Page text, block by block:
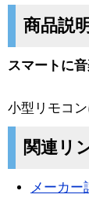
商品説明
スマートに
小型リモコ
関連リ
メーカー